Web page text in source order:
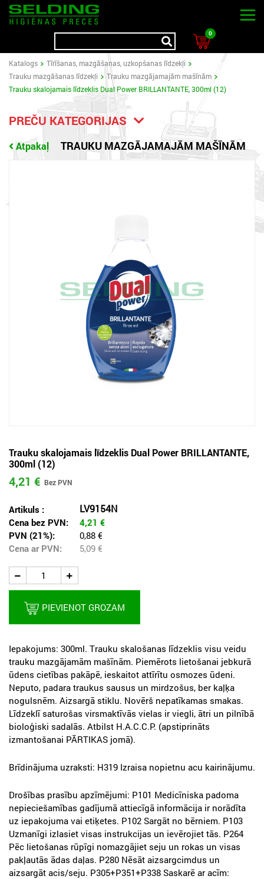
0
Katalogs
Tīrīšanas, mazgāšanas, uzkopšanas līdzekļi
Trauku mazgāšanas līdzekļi
Trauku mazgājamajām mašīnām
Trauku skalojamais līdzeklis Dual Power BRILLANTANTE, 300ml (12)
PREČU KATEGORIJAS
Atpakaļ TRAUKU MAZGĀJAMAJĀM MAŠĪNĀM
Trauku skalojamais līdzeklis Dual Power BRILLANTANTE,
300ml (12)
4,21 €
Artikuls : LV9154N
Cena bez PVN: 4,21 €
PVN (21%):
0,88 €
Cena ar PVN:
5,09 €
PIEVIENOT GROZAM
Iepakojums: 300ml. Trauku skalošanas līdzeklis visu veidu
trauku mazgājamām mašīnām. Piemērots lietošanai jebkurā
ūdens cietības pakāpē, ieskaitot attīrītu osmozes ūdeni.
Neputo, padara traukus sausus un mirdzošus, ber kaļķa
nogulsnēm. Aizsargā stiklu. Novērš nepatīkamas smakas.
Līdzeklī saturošas virsmaktīvās vielas ir viegli, ātri un pilnībā
bioloģiski sadalās. Atbilst H.A.C.C.P. (apstiprināts
izmantošanai PĀRTIKAS jomā).
Brīdinājuma uzraksti: H319 Izraisa nopietnu acu kairinājumu.
Drošības prasību apzīmējumi: P101 Medicīniska padoma
nepieciešamības gadījumā attiecīgā informācija ir norādīta
uz iepakojuma vai etiķetes. P102 Sargāt no bērniem. P103
Uzmanīgi izlasiet visas instrukcijas un ievērojiet tās. P264
Pēc lietošanas rūpīgi nomazgājiet seju un rokas un visas
pakļautās ādas daļas. P280 Nēsāt aizsargcimdus un
aizsargāt acis/seju. P305+P351+P338 Saskarē ar acīm: